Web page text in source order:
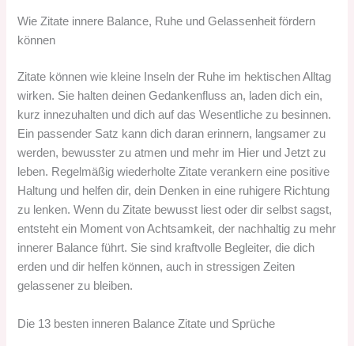
Wie Zitate innere Balance, Ruhe und Gelassenheit fördern
können
Zitate können wie kleine Inseln der Ruhe im hektischen Alltag
wirken. Sie halten deinen Gedankenfluss an, laden dich ein,
kurz innezuhalten und dich auf das Wesentliche zu besinnen.
Ein passender Satz kann dich daran erinnern, langsamer zu
werden, bewusster zu atmen und mehr im Hier und Jetzt zu
leben. Regelmäßig wiederholte Zitate verankern eine positive
Haltung und helfen dir, dein Denken in eine ruhigere Richtung
zu lenken. Wenn du Zitate bewusst liest oder dir selbst sagst,
entsteht ein Moment von Achtsamkeit, der nachhaltig zu mehr
innerer Balance führt. Sie sind kraftvolle Begleiter, die dich
erden und dir helfen können, auch in stressigen Zeiten
gelassener zu bleiben.
Die 13 besten inneren Balance Zitate und Sprüche